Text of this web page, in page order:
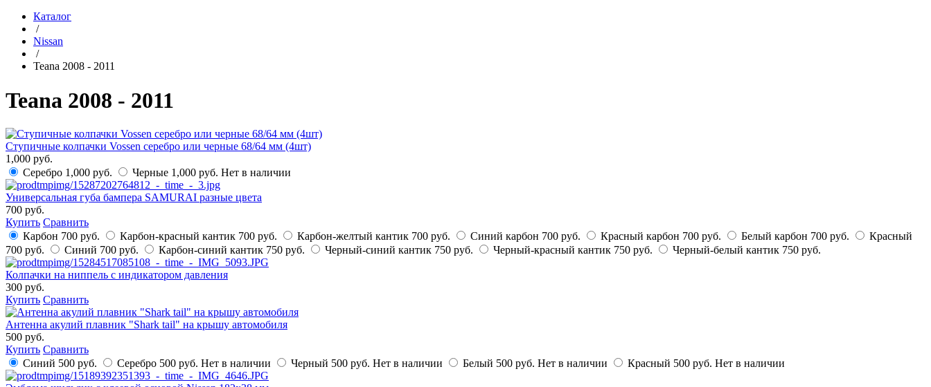
Каталог
/
Nissan
/
Teana 2008 - 2011
Teana 2008 - 2011
Ступичные колпачки Vossen серебро или черные 68/64 мм (4шт)
1,000 руб.
Серебро 1,000 руб. Черные 1,000 руб. Нет в наличии
Универсальная губа бампера SAMURAI разные цвета
700 руб.
Купить Сравнить
Карбон 700 руб. Карбон-красный кантик 700 руб. Карбон-желтый кантик 700 руб. Синий карбон 700 руб. Красный карбон 700 руб. Белый карбон 700 руб.
Красный
700 руб.
Синий 700 руб. Карбон-синий кантик 750 руб. Черный-синий кантик 750 руб. Черный-красный кантик 750 руб. Черный-белый кантик 750 руб.
Колпачки на ниппель с индикатором давления
300 руб.
Купить Сравнить
Антенна акулий плавник "Shark tail" на крышу автомобиля
500 руб.
Купить Сравнить
Синий 500 руб. Серебро 500 руб. Нет в наличии Черный 500 руб. Нет в наличии Белый 500 руб. Нет в наличии Красный 500 руб. Нет в наличии